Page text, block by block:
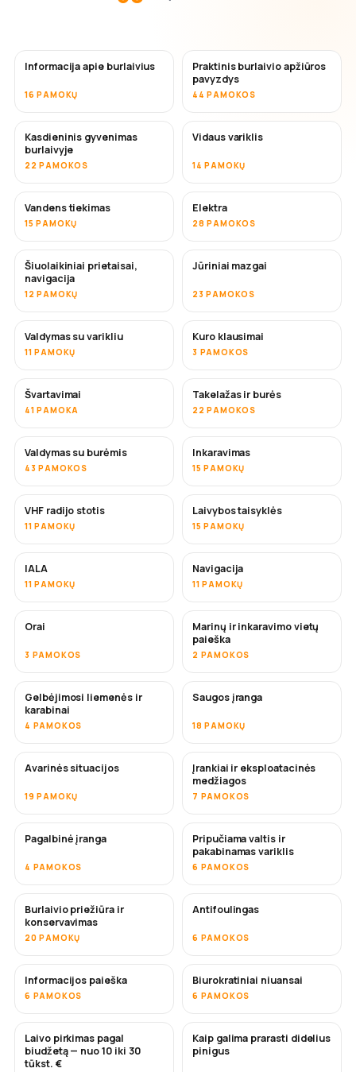
Informacija apie burlaivius
16 PAMOKŲ
Praktinis burlaivio apžiūros
pavyzdys
44 PAMOKOS
Kasdieninis gyvenimas
burlaivyje
22 PAMOKOS
Vidaus variklis
14 PAMOKŲ
Vandens tiekimas
15 PAMOKŲ
Elektra
28 PAMOKOS
Šiuolaikiniai prietaisai,
navigacija
12 PAMOKŲ
Jūriniai mazgai
23 PAMOKOS
Valdymas su varikliu
11 PAMOKŲ
Kuro klausimai
3 PAMOKOS
Švartavimai
41 PAMOKA
Takelažas ir burės
22 PAMOKOS
Valdymas su burėmis
43 PAMOKOS
Inkaravimas
15 PAMOKŲ
VHF radijo stotis
11 PAMOKŲ
Laivybos taisyklės
15 PAMOKŲ
IALA
11 PAMOKŲ
Navigacija
11 PAMOKŲ
Orai
3 PAMOKOS
Marinų ir inkaravimo vietų
paieška
2 PAMOKOS
Gelbėjimosi liemenės ir
karabinai
4 PAMOKOS
Saugos įranga
18 PAMOKŲ
Avarinės situacijos
19 PAMOKŲ
Įrankiai ir eksploatacinės
medžiagos
7 PAMOKOS
Pagalbinė įranga
4 PAMOKOS
Pripučiama valtis ir
pakabinamas variklis
6 PAMOKOS
Burlaivio priežiūra ir
konservavimas
20 PAMOKŲ
NETRUKUS
Antifoulingas
6 PAMOKOS
Informacijos paieška
6 PAMOKOS
Biurokratiniai niuansai
6 PAMOKOS
NETRUKUS
Laivo pirkimas pagal
biudžetą — nuo 10 iki 30
tūkst. €
NETRUKUS
Kaip galima prarasti didelius
pinigus